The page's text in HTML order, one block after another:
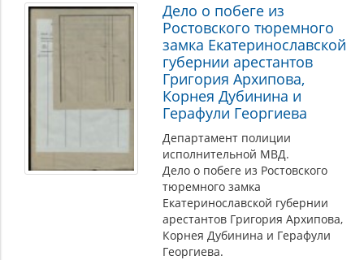
Дело о побеге из
Ростовского тюремного
замка Екатеринославской
губернии арестантов
Григория Архипова,
Корнея Дубинина и
Герафули Георгиева
Департамент полиции
исполнительной МВД.
Дело о побеге из Ростовского
тюремного замка
Екатеринославской губернии
арестантов Григория Архипова,
Корнея Дубинина и Герафули
Георгиева.